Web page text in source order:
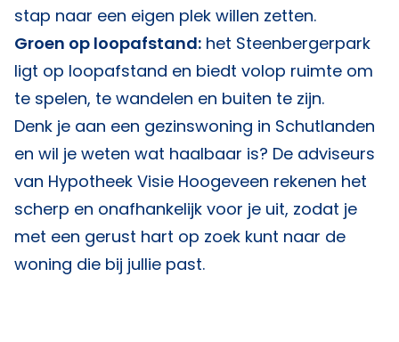
stap naar een eigen plek willen zetten.
Groen op loopafstand: het Steenbergerpark
ligt op loopafstand en biedt volop ruimte om
te spelen, te wandelen en buiten te zijn.
Denk je aan een gezinswoning in Schutlanden
en wil je weten wat haalbaar is? De adviseurs
van Hypotheek Visie Hoogeveen rekenen het
scherp en onafhankelijk voor je uit, zodat je
met een gerust hart op zoek kunt naar de
woning die bij jullie past.